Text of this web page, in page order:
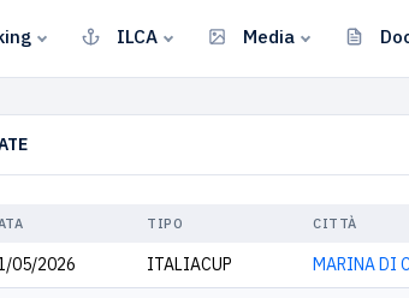
ILCA Media
TIPO CITTÀ
05/2026 ITALIACUP MARINA DI